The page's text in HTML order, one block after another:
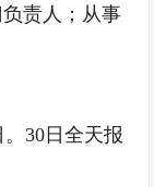
责人；从事
。30日全天报